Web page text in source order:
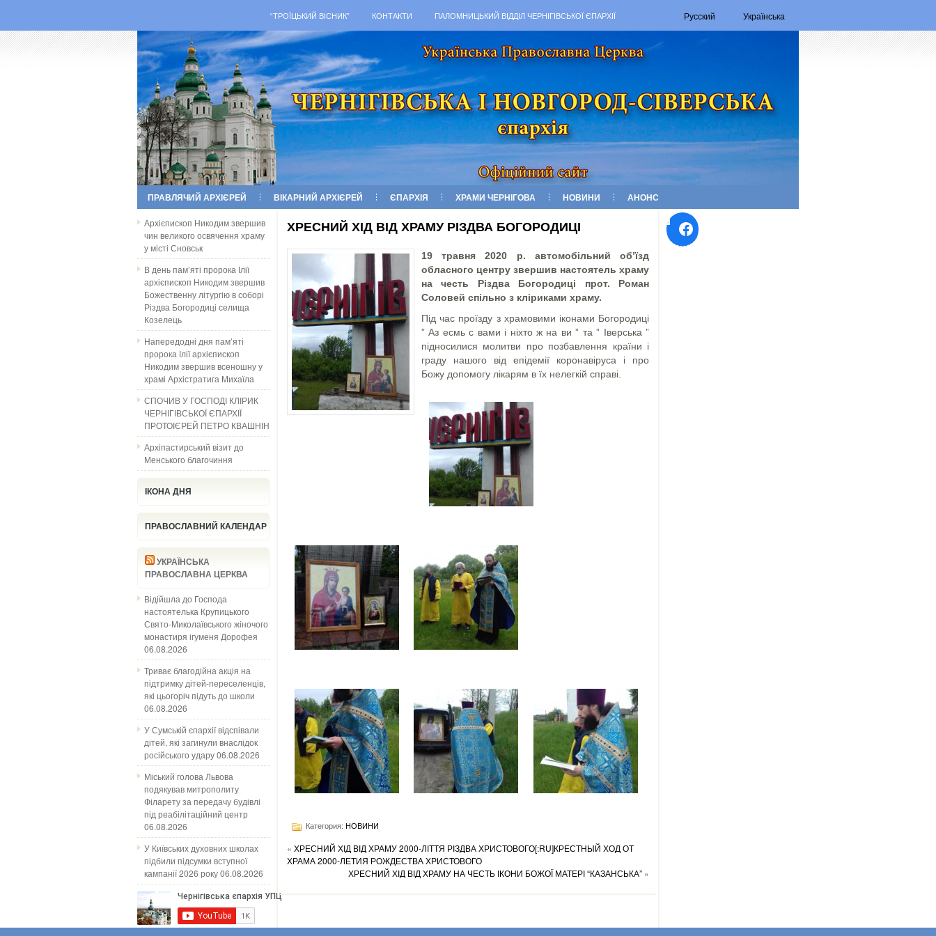
“ТРОЇЦЬКИЙ ВІСНИК” КОНТАКТИ ПАЛОМНИЦЬКИЙ ВІДДІЛ ЧЕРНІГІВСЬКОЇ ЄПАРХІЇ Русский Українська
ПРАВЛЯЧИЙ АРХІЄРЕЙ ВІКАРНИЙ АРХІЄРЕЙ ЄПАРХІЯ ХРАМИ ЧЕРНІГОВА НОВИНИ АНОНС
Архієпископ Никодим звершив
чин великого освячення храму
у місті Сновськ
В день пам’яті пророка Ілії
архієпископ Никодим звершив
Божественну літургію в соборі
Різдва Богородиці селища
Козелець
Напередодні дня пам’яті
пророка Ілії архієпископ
Никодим звершив всеношну у
храмі Архістратига Михаїла
СПОЧИВ У ГОСПОДІ КЛІРИК
ЧЕРНІГІВСЬКОЇ ЄПАРХІЇ
ПРОТОІЄРЕЙ ПЕТРО КВАШНІН
Архіпастирський візит до
Менського благочиння
ІКОНА ДНЯ
ПРАВОСЛАВНИЙ КАЛЕНДАР
УКРАЇНСЬКА
ПРАВОСЛАВНА ЦЕРКВА
Відійшла до Господа
настоятелька Крупицького
Свято-Миколаївського жіночого
монастиря ігуменя Дорофея
06.08.2026
Триває благодійна акція на
підтримку дітей-переселенців,
які цьогоріч підуть до школи
06.08.2026
У Сумській єпархії відспівали
дітей, які загинули внаслідок
російського удару06.08.2026
Міський голова Львова
подякував митрополиту
Філарету за передачу будівлі
під реабілітаційний центр
06.08.2026
У Київських духовних школах
підбили підсумки вступної
кампанії 2026 року06.08.2026
ХРЕСНИЙ ХІД ВІД ХРАМУ РІЗДВА БОГОРОДИЦІ
19 травня 2020 р. автомобільний об’їзд
обласного центру звершив настоятель храму
на честь Різдва Богородиці прот. Роман
Соловей спільно з кліриками храму.
Під час проїзду з храмовими іконами Богородиці
” Аз есмь с вами і ніхто ж на ви ” та ” Іверська ”
підносилися молитви про позбавлення країни і
граду нашого від епідемії коронавіруса і про
Божу допомогу лікарям в їх нелегкій справі.
Категория: НОВИНИ
« ХРЕСНИЙ ХІД ВІД ХРАМУ 2000-ЛІТТЯ РІЗДВА ХРИСТОВОГО[:RU]КРЕСТНЫЙ ХОД ОТ
ХРАМА 2000-ЛЕТИЯ РОЖДЕСТВА ХРИСТОВОГО
ХРЕСНИЙ ХІД ВІД ХРАМУ НА ЧЕСТЬ ІКОНИ БОЖОЇ МАТЕРІ “КАЗАНСЬКА” »
Facebook